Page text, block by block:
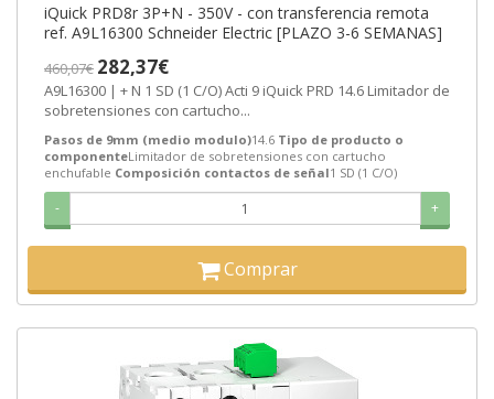
iQuick PRD8r 3P+N - 350V - con transferencia remota
ref. A9L16300 Schneider Electric [PLAZO 3-6 SEMANAS]
460,07€ 282,37€
A9L16300 | + N 1 SD (1 C/O) Acti 9 iQuick PRD 14.6 Limitador de
sobretensiones con cartucho...
Pasos de 9mm (medio modulo)14.6 Tipo de producto o
componenteLimitador de sobretensiones con cartucho
enchufable Composición contactos de señal1 SD (1 C/O)
- +
Comprar